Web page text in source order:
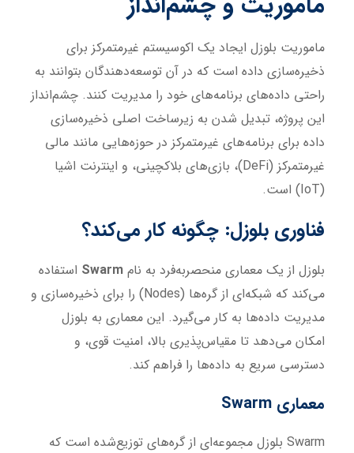
ماموریت بلوزل ایجاد یک اکوسیستم غیرمتمرکز برای
ذخیره‌سازی داده است که در آن توسعه‌دهندگان بتوانند به
راحتی داده‌های برنامه‌های خود را مدیریت کنند. چشم‌انداز
این پروژه، تبدیل شدن به زیرساخت اصلی ذخیره‌سازی
داده برای برنامه‌های غیرمتمرکز در حوزه‌هایی مانند مالی
غیرمتمرکز (DeFi)، بازی‌های بلاکچینی، و اینترنت اشیا
(IoT) است.
فناوری بلوزل: چگونه کار می‌کند؟
بلوزل از یک معماری منحصربه‌فرد به نامSwarm استفاده
می‌کند که شبکه‌ای از گره‌ها (Nodes) را برای ذخیره‌سازی و
مدیریت داده‌ها به کار می‌گیرد. این معماری به بلوزل
امکان می‌دهد تا مقیاس‌پذیری بالا، امنیت قوی، و
دسترسی سریع به داده‌ها را فراهم کند.
معماری Swarm
Swarm بلوزل مجموعه‌ای از گره‌های توزیع‌شده است که